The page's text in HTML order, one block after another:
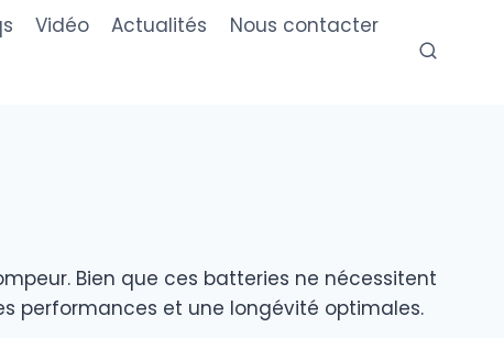
Vidéo Actualités
Nous contacter
Bien que ces batteries ne nécessitent
performances et une longévité optimales.